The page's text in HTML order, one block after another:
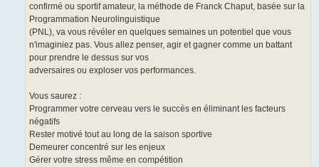
confirmé ou sportif amateur, la méthode de Franck Chaput, basée sur la
Programmation Neurolinguistique
(PNL), va vous révéler en quelques semaines un potentiel que vous
n'imaginiez pas. Vous allez penser, agir et gagner comme un battant
pour prendre le dessus sur vos
adversaires ou exploser vos performances.
Vous saurez :
Programmer votre cerveau vers le succès en éliminant les facteurs
négatifs
Rester motivé tout au long de la saison sportive
Demeurer concentré sur les enjeux
Gérer votre stress même en compétition